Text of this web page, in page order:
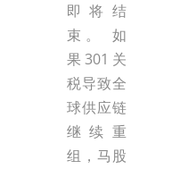
即将结
束。 如
果301关
税导致全
球供应链
继续重
组，马股